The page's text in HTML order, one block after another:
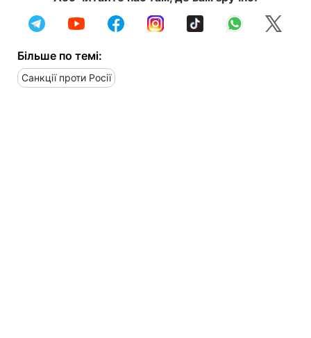
Більше по темі:
Санкції проти Росії